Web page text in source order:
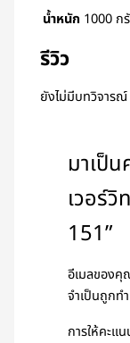
น้ำหนัก 1000 ก
รีวิว
ยังไม่มีบทวิจารณ์
มาเป็
เวอร์วิ
151”
อีเมลของคุ
จำเป็นถูกท
การให้คะ